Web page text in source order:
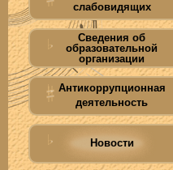
слабовидящих
Сведения об
образовательной
организации
Антикоррупционная
деятельность
Новости